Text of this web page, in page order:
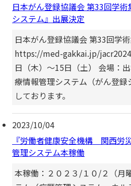
日本がん登録協議会 第33回学
システム』出展決定
日本がん登録協議会 第33回学
https://med-gakkai.jp/
日（木）〜15日（土） 会場：
療情報管理システム（がん登
しております。
2023/10/04
『労働者健康安全機構 関西労
管理システム本稼働
本稼働：２０２３/１０/２（月